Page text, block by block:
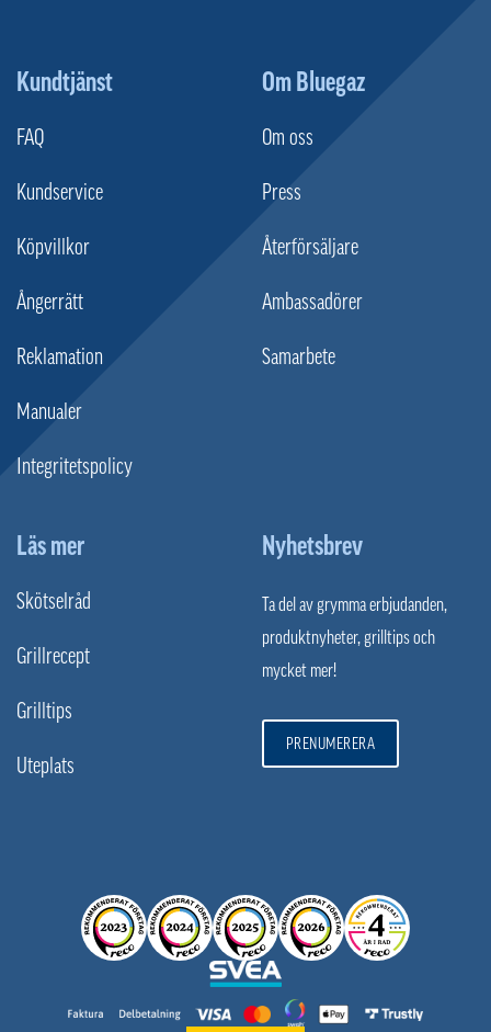
Kundtjänst
FAQ
Kundservice
Köpvillkor
Ångerrätt
Reklamation
Manualer
Integritetspolicy
Om Bluegaz
Om oss
Press
Återförsäljare
Ambassadörer
Samarbete
Läs mer
Skötselråd
Grillrecept
Grilltips
Uteplats
Nyhetsbrev
Ta del av grymma erbjudanden,
produktnyheter, grilltips och
mycket mer!
PRENUMERERA